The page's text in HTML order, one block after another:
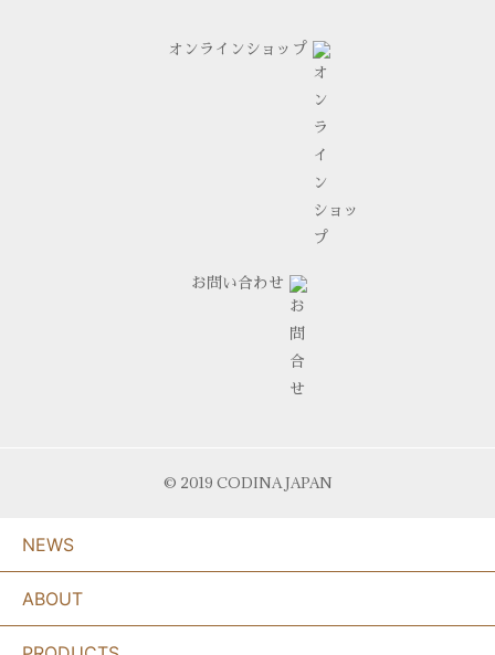
オンラインショップ
お問い合わせ
© 2019 CODINA JAPAN
NEWS
ABOUT